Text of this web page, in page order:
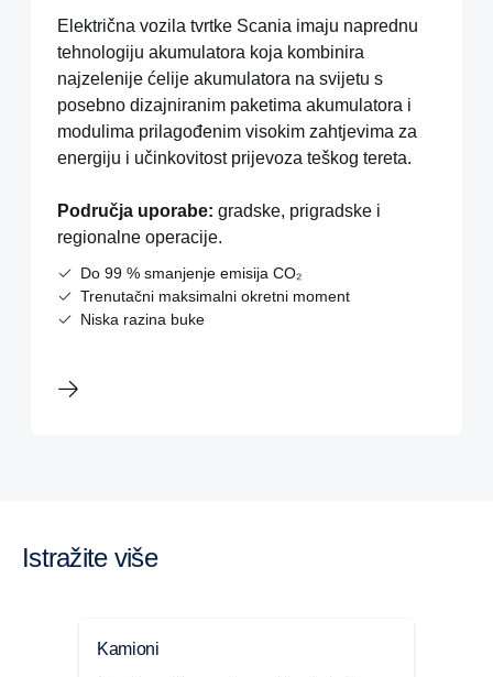
Električna vozila tvrtke Scania imaju naprednu
tehnologiju akumulatora koja kombinira
najzelenije ćelije akumulatora na svijetu s
posebno dizajniranim paketima akumulatora i
modulima prilagođenim visokim zahtjevima za
energiju i učinkovitost prijevoza teškog tereta.
Područja uporabe: gradske, prigradske i
regionalne operacije.
Do 99 % smanjenje emisija CO₂
Trenutačni maksimalni okretni moment
Niska razina buke
Istražite više
Kamioni